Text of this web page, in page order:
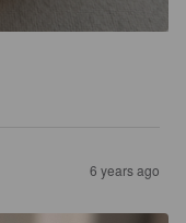
6 years ago